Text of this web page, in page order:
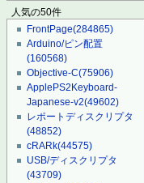
人気の50件
FrontPage(284865)
Arduino/ピン配置
(160568)
Objective-C(75906)
ApplePS2Keyboard-
Japanese-v2(49602)
レポートディスクリプタ
(48852)
cRARk(44575)
USB/ディスクリプタ
(43709)